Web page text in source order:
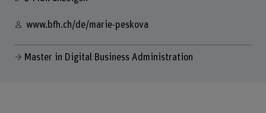
www.bfh.ch/de/marie-peskova
Master in Digital Business Administration